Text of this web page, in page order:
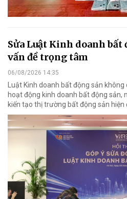
Sửa Luật Kinh doanh bất
vấn đề trọng tâm
06/08/2026 14:35
Luật Kinh doanh bất động sản
hoạt động kinh doanh bất động sản,
kiến tạo thị trường bất động sản hiện